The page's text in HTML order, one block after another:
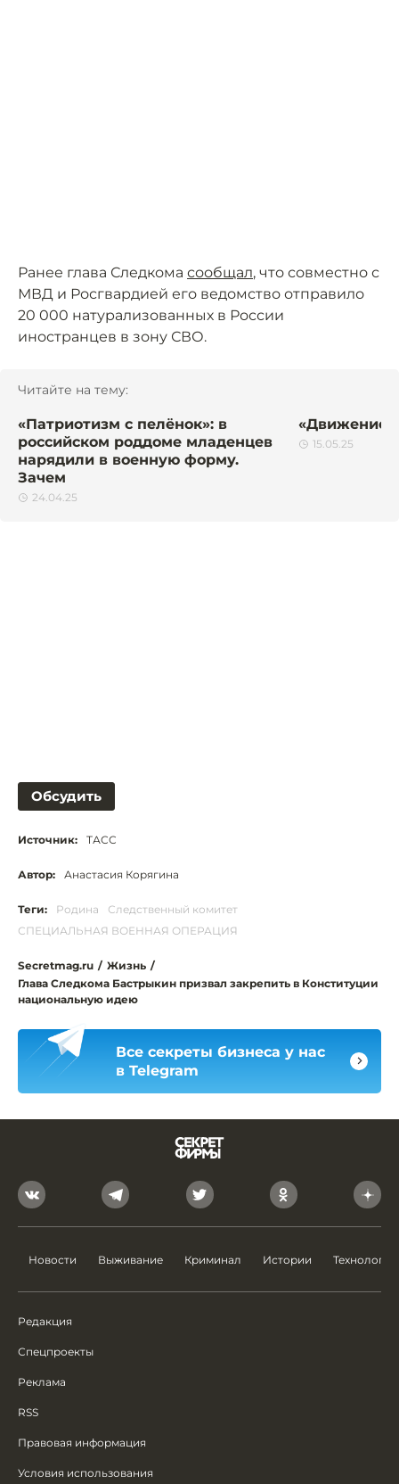
Ранее глава Следкома сообщал, что совместно с
МВД и Росгвардией его ведомство отправило
20 000 натурализованных в России
иностранцев в зону СВО.
Читайте на тему:
«Патриотизм с пелёнок»: в
российском роддоме младенцев
нарядили в военную форму.
Зачем
24.04.25
«Движение
15.05.25
Обсудить
Источник: ТАСС
Автор: Анастасия Корягина
Теги: Родина
Следственный комитет
СПЕЦИАЛЬНАЯ ВОЕННАЯ ОПЕРАЦИЯ
Secretmag.ru / Жизнь /
Глава Следкома Бастрыкин призвал закрепить в Конституции
национальную идею
Все секреты бизнеса у нас
в Telegram
Новости Выживание Криминал Истории Технологии
Редакция
Спецпроекты
Реклама
RSS
Правовая информация
Условия использования